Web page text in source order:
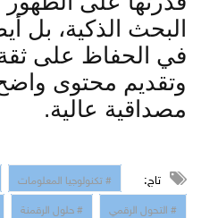
البحث الذكية، بل
في الحفاظ على
وتقديم محتوى
مصداقية عالية.
تاج: # تكنولوجيا المعلومات
# التحول الرقمي
# حلول الرقمنة